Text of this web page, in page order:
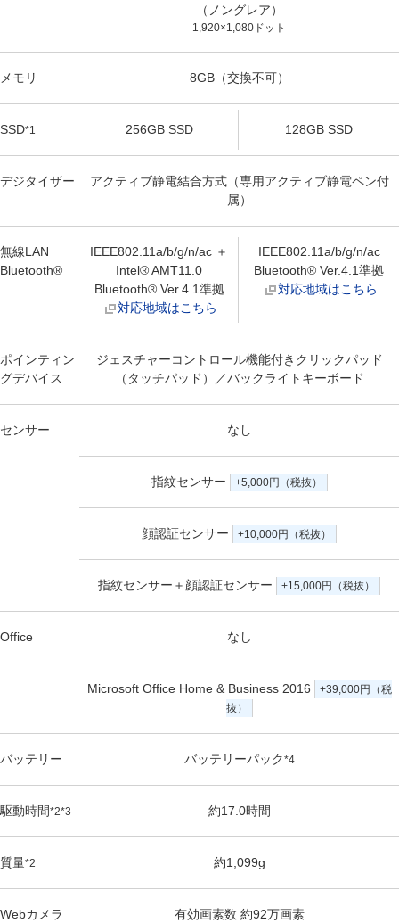
（ノングレア）
1,920×1,080ドット
メモリ 8GB（交換不可）
SSD*1 256GB SSD 128GB SSD
デジタイザー
アクティブ静電結合方式（専用アクティブ静電ペン付
属）
無線LAN
Bluetooth®
IEEE802.11a/b/g/n/ac ＋
Intel® AMT11.0
Bluetooth® Ver.4.1準拠
対応地域はこちら
IEEE802.11a/b/g/n/ac
Bluetooth® Ver.4.1準拠
対応地域はこちら
ポインティン
グデバイス
ジェスチャーコントロール機能付きクリックパッド
（タッチパッド）／バックライトキーボード
センサー なし
指紋センサー +5,000円（税抜）
顔認証センサー +10,000円（税抜）
指紋センサー＋顔認証センサー +15,000円（税抜）
Office なし
Microsoft Office Home & Business 2016
+39,000円（税
抜）
バッテリー バッテリーパック*4
駆動時間*2*3 約17.0時間
質量*2 約1,099g
Webカメラ 有効画素数 約92万画素